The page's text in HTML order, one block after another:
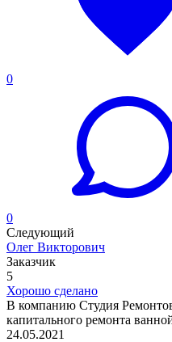
0
0
Следующий
Олег Викторович
Заказчик
5
Хорошо сделано
В компанию Студия
капитального ремонта
24.05.2021